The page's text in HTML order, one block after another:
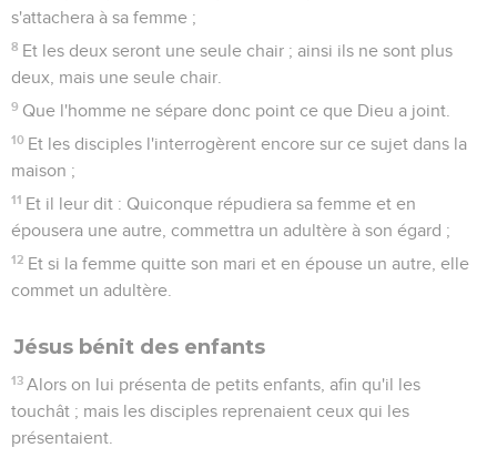
s'attachera à sa femme ;
8 Et les deux seront une seule chair ; ainsi ils ne sont plus
deux, mais une seule chair.
9 Que l'homme ne sépare donc point ce que Dieu a joint.
10 Et les disciples l'interrogèrent encore sur ce sujet dans la
maison ;
11 Et il leur dit : Quiconque répudiera sa femme et en
épousera une autre, commettra un adultère à son égard ;
12 Et si la femme quitte son mari et en épouse un autre, elle
commet un adultère.
Jésus bénit des enfants
13 Alors on lui présenta de petits enfants, afin qu'il les
touchât ; mais les disciples reprenaient ceux qui les
présentaient.